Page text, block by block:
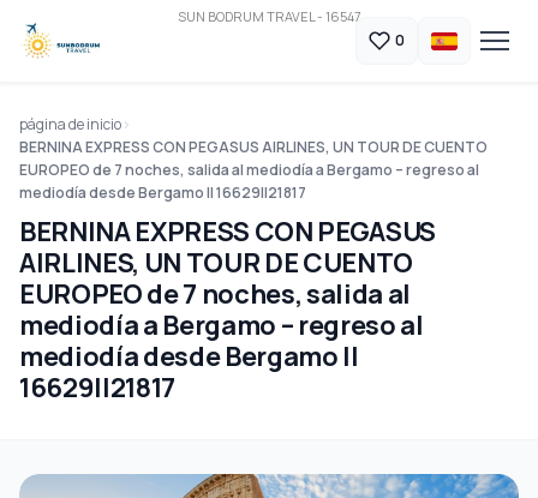
SUN BODRUM TRAVEL - 16547
0
página de inicio
BERNINA EXPRESS CON PEGASUS AIRLINES, UN TOUR DE CUENTO
EUROPEO de 7 noches, salida al mediodía a Bergamo – regreso al
mediodía desde Bergamo || 16629||21817
BERNINA EXPRESS CON PEGASUS
AIRLINES, UN TOUR DE CUENTO
EUROPEO de 7 noches, salida al
mediodía a Bergamo – regreso al
mediodía desde Bergamo ||
16629||21817